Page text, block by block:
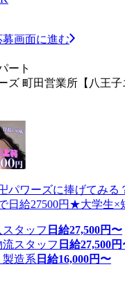
募画面に進む
ート
ズ 町田営業所【八王子
パワーズに捧げてみる
日給27500円★大学生
タッフ 日給27,500円〜
スタッフ 日給27,500
造系 日給16,000円〜